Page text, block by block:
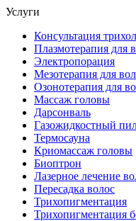
Услуги
Консультация
Плазмотерапия для
Электропорация
Мезотерапия для
Озонотерапия для
Массаж головы
Дарсонваль
Газожидкостный
Термосауна
Криомассаж головы
Биоптрон
Лазерное лечение
Пересадка волос
Трихопигментация
Трихопигментация